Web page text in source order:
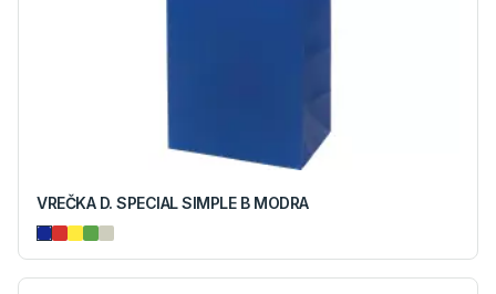
VREČKA D. SPECIAL SIMPLE B MODRA